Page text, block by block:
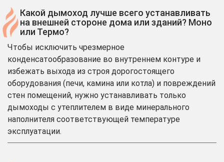
Какой дымоход лучше всего устанавливать
на внешней стороне дома или зданий? Моно
или Термо?
Чтобы исключить чрезмерное
конденсатообразование во внутреннем контуре и
избежать выхода из строя дорогостоящего
оборудования (печи, камина или котла) и повреждений
стен помещений, нужно устанавливать только
дымоходы с утеплителем в виде минерального
наполнителя соответствующей температуре
эксплуатации.